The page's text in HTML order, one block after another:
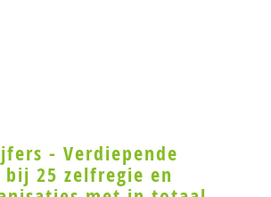
- Verdiepende
25 zelfregie en